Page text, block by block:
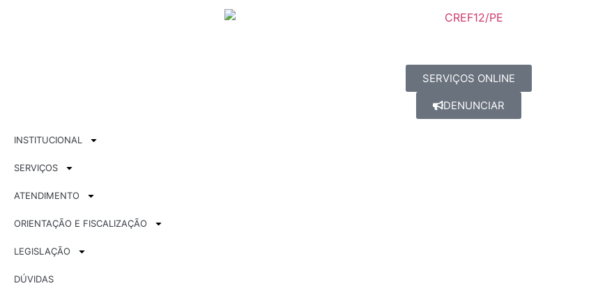
SERVIÇOS ONLINE
DENUNCIAR
INSTITUCIONAL
SERVIÇOS
ATENDIMENTO
ORIENTAÇÃO E FISCALIZAÇÃO
LEGISLAÇÃO
DÚVIDAS